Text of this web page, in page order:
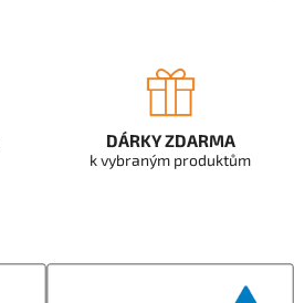
DÁRKY ZDARMA
k vybraným produktům